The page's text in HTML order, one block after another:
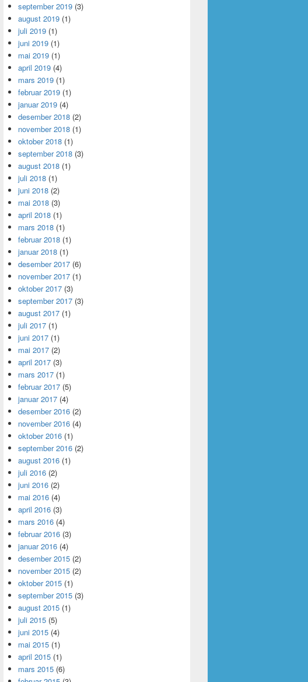
september 2019 (3)
august 2019 (1)
juli 2019 (1)
juni 2019 (1)
mai 2019 (1)
april 2019 (4)
mars 2019 (1)
februar 2019 (1)
januar 2019 (4)
desember 2018 (2)
november 2018 (1)
oktober 2018 (1)
september 2018 (3)
august 2018 (1)
juli 2018 (1)
juni 2018 (2)
mai 2018 (3)
april 2018 (1)
mars 2018 (1)
februar 2018 (1)
januar 2018 (1)
desember 2017 (6)
november 2017 (1)
oktober 2017 (3)
september 2017 (3)
august 2017 (1)
juli 2017 (1)
juni 2017 (1)
mai 2017 (2)
april 2017 (3)
mars 2017 (1)
februar 2017 (5)
januar 2017 (4)
desember 2016 (2)
november 2016 (4)
oktober 2016 (1)
september 2016 (2)
august 2016 (1)
juli 2016 (2)
juni 2016 (2)
mai 2016 (4)
april 2016 (3)
mars 2016 (4)
februar 2016 (3)
januar 2016 (4)
desember 2015 (2)
november 2015 (2)
oktober 2015 (1)
september 2015 (3)
august 2015 (1)
juli 2015 (5)
juni 2015 (4)
mai 2015 (1)
april 2015 (1)
mars 2015 (6)